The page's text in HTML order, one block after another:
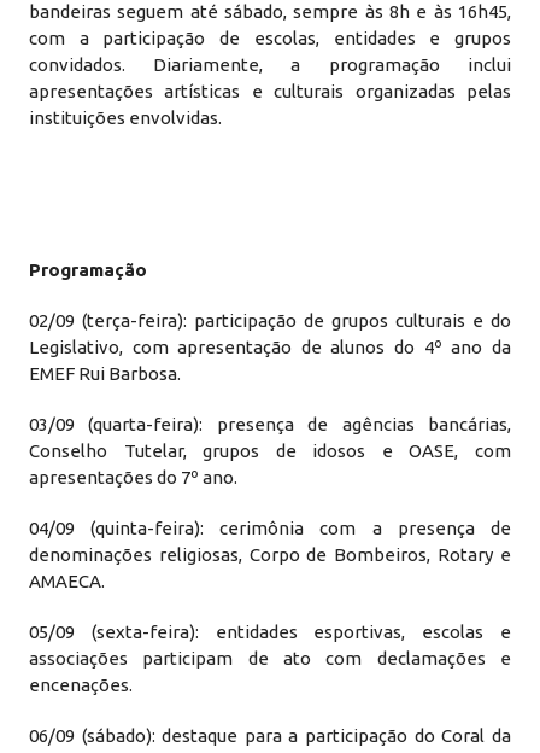
bandeiras seguem até sábado, sempre às 8h e às 16h45,
com a participação de escolas, entidades e grupos
convidados. Diariamente, a programação inclui
apresentações artísticas e culturais organizadas pelas
instituições envolvidas.
Programação
02/09 (terça-feira): participação de grupos culturais e do
Legislativo, com apresentação de alunos do 4º ano da
EMEF Rui Barbosa.
03/09 (quarta-feira): presença de agências bancárias,
Conselho Tutelar, grupos de idosos e OASE, com
apresentações do 7º ano.
04/09 (quinta-feira): cerimônia com a presença de
denominações religiosas, Corpo de Bombeiros, Rotary e
AMAECA.
05/09 (sexta-feira): entidades esportivas, escolas e
associações participam de ato com declamações e
encenações.
06/09 (sábado): destaque para a participação do Coral da